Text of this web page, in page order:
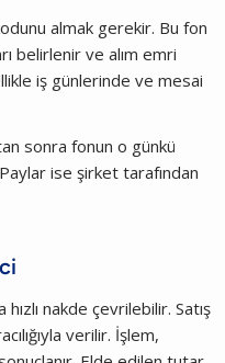
almak gerekir. Bu fon
belirlenir ve alım emri
iş günlerinde ve mesai
sonra fonun o günkü
ise şirket tarafından
hızlı nakde çevrilebilir. Satış
verilir. İşlem,